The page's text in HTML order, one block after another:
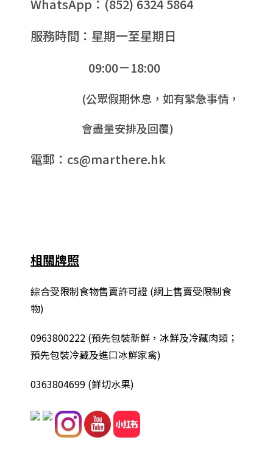
WhatsApp：(852) 6324 5864
服務時間：星期一至星期日
09:00－18:00
(公眾假期休息，如有緊急事情，
會盡量安排及回覆)
電郵：cs@marthere.hk
相關牌照
綜合受限制食物售賣許可證 (網上售賣受限制食
物)
0963800222 (預先包裝新鮮，冰鮮及冷藏肉類；
預先包裝冷藏及進口冰鮮家禽)
0363804699 (鮮切水果)